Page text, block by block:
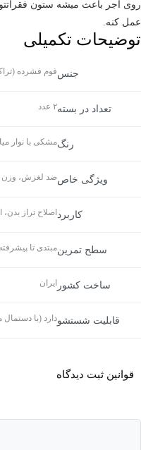
روی آجر باعث میشه ستون
عمل کنه.
توضیحات تکمیلی
جنسفوم فشرده
تعداد در بسته۲ عدد
رنگمشکی با نوار
ویژگی خاصضد لغزش،
کاربرد اصلاح تراز
سطح تمرینمبتدی تا پیشرفته
ساخت کشور ایران
قابلیت شستشودارد (با
قوانین ثبت دیدگاه